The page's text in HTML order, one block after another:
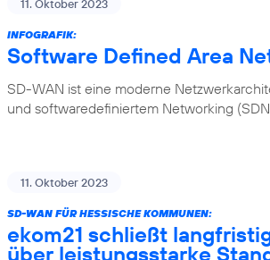
11. Oktober 2023
INFOGRAFIK:
Software Defined Area
SD-WAN ist eine moderne
und softwaredefiniertem Networking
11. Oktober 2023
SD-WAN FÜR HESSISCHE KOMMUNEN:
ekom21 schließt
über leistungsstarke